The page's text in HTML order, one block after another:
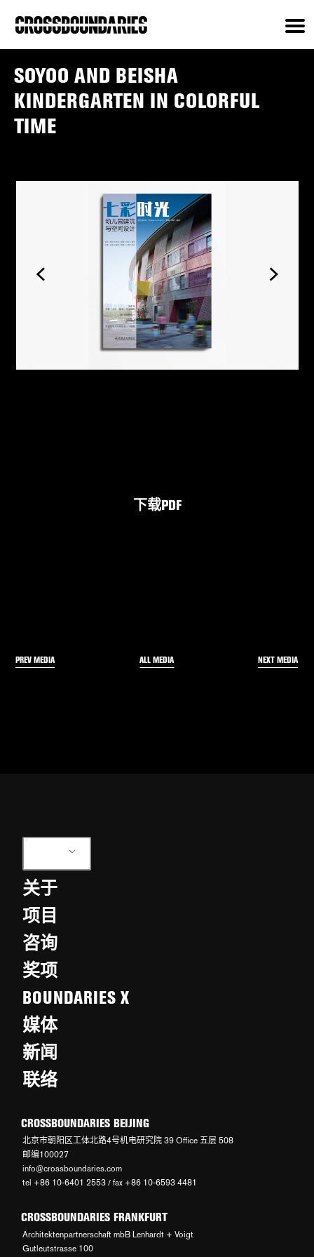
SOYOO AND BEISHA
KINDERGARTEN IN COLORFUL
TIME
下载PDF
PREV MEDIA ALL MEDIA NEXT MEDIA
关于
项目
咨询
奖项
BOUNDARIES X
媒体
新闻
联络
CROSSBOUNDARIES BEIJING
北京市朝阳区工体北路4号机电研究院 39 Office 五层 508
邮编100027
info@crossboundaries.com
tel +86 10-6401 2553 / fax +86 10-6593 4481
CROSSBOUNDARIES FRANKFURT
Architektenpartnerschaft mbB Lenhardt + Voigt
Gutleutstrasse 100